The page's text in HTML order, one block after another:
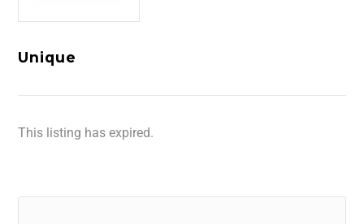
Unique
This listing has expired.